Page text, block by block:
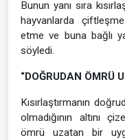
Bunun yanı sıra
hayvanlarda
etme ve buna bağlı
söyledi.
“DOĞRUDAN ÖMRÜ
Kısırlaştırmanın
olmadığının altını
ömrü uzatan bir